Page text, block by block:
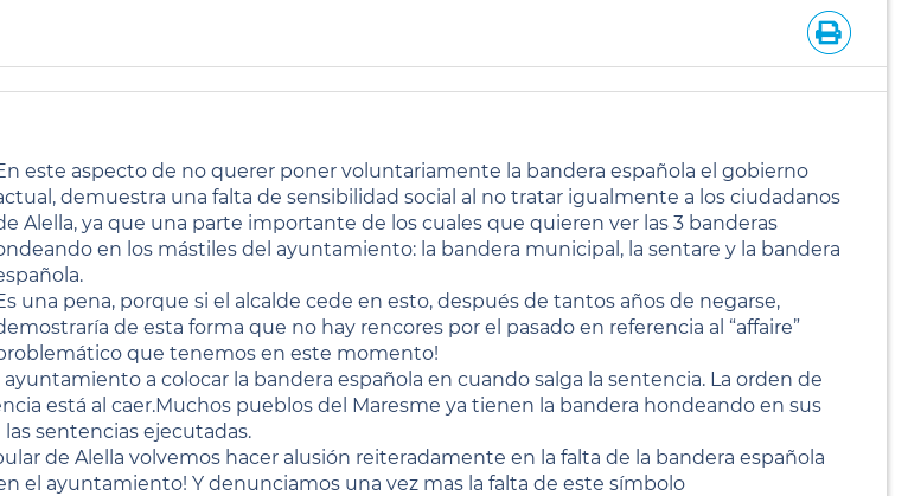
este aspecto de no querer poner voluntariamente la bandera española el gobierno
demuestra una falta de sensibilidad social al no tratar igualmente a los ciudadanos
Alella, ya que una parte importante de los cuales que quieren ver las 3 banderas
en los mástiles del ayuntamiento: la bandera municipal, la sentare y la bandera
una pena, porque si el alcalde cede en esto, después de tantos años de negarse,
de esta forma que no hay rencores por el pasado en referencia al “affaire”
que tenemos en este momento!
a colocar la bandera española en cuando salga la sentencia. La orden de
está al caer.Muchos pueblos del Maresme ya tienen la bandera hondeando en sus
sentencias ejecutadas.
de Alella volvemos hacer alusión reiteradamente en la falta de la bandera española
el ayuntamiento! Y denunciamos una vez mas la falta de este símbolo